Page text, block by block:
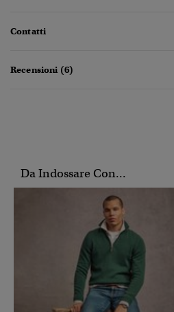
Contatti
Recensioni (6)
Da Indossare Con...